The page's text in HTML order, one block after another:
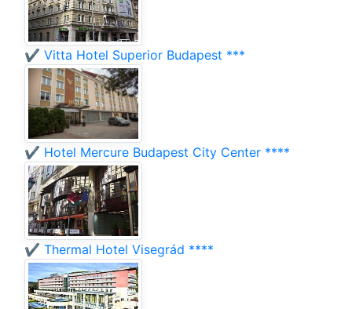
✔️ Vitta Hotel Superior Budapest ***
✔️ Hotel Mercure Budapest City Center ****
✔️ Thermal Hotel Visegrád ****